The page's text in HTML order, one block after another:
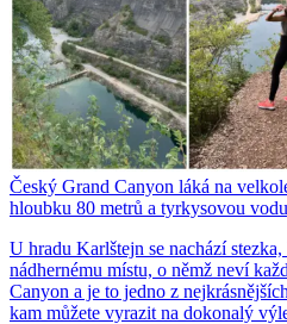
Český Grand Canyon láká na
hloubku 80 metrů a tyrkysovou
U hradu Karlštejn se nachází
nádhernému místu, o němž neví
Canyon a je to jedno z
kam můžete vyrazit na dokonalý